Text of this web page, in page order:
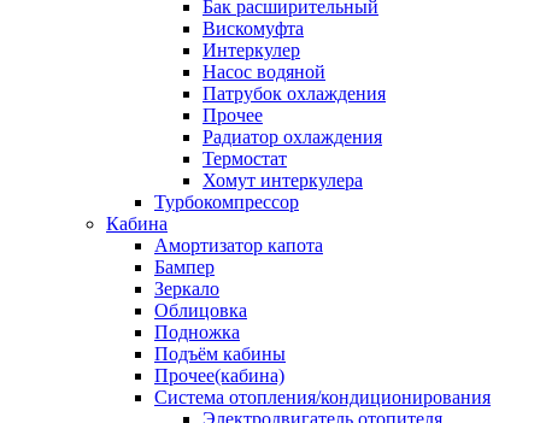
Бак расширительный
Вискомуфта
Интеркулер
Насос водяной
Патрубок охлаждения
Прочее
Радиатор охлаждения
Термостат
Хомут интеркулера
Турбокомпрессор
Кабина
Амортизатор капота
Бампер
Зеркало
Облицовка
Подножка
Подъём кабины
Прочее(кабина)
Система отопления/кондиционирования